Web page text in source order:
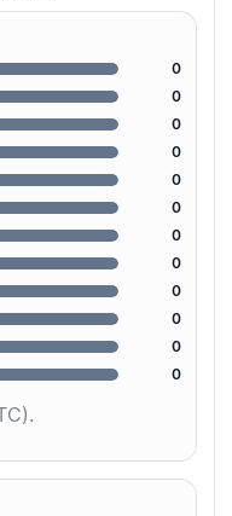
0
0
0
0
0
0
0
0
0
0
0
0